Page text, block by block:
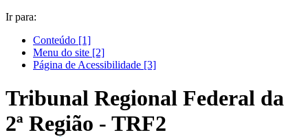
Ir para:
Conteúdo [1]
Menu do site [2]
Página de Acessibilidade [3]
Tribunal Regional Federal da
2ª Região - TRF2